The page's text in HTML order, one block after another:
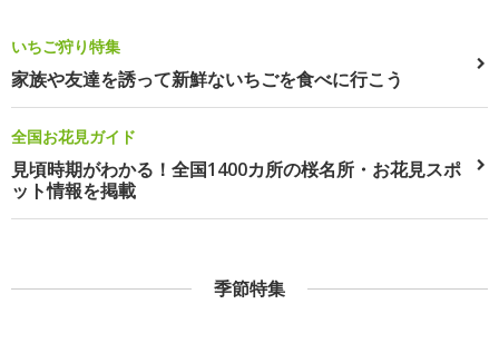
いちご狩り特集
家族や友達を誘って新鮮ないちごを食べに行こう
全国お花見ガイド
見頃時期がわかる！全国1400カ所の桜名所・お花見スポ
ット情報を掲載
季節特集